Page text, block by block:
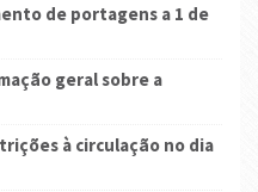
de portagens a 1 de
geral sobre a
à circulação no dia